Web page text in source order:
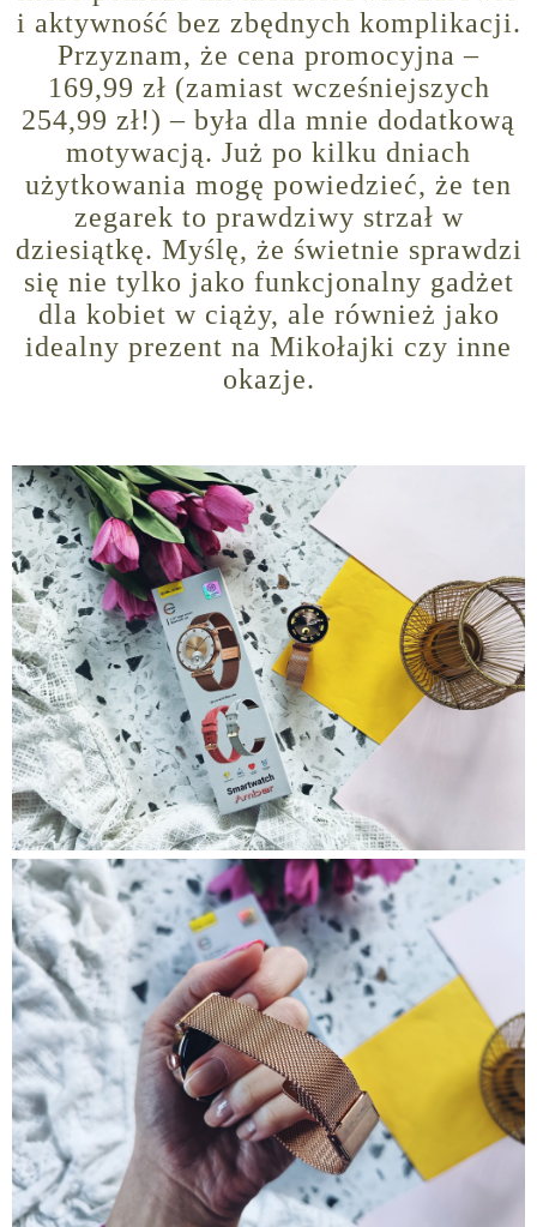
i aktywność bez zbędnych komplikacji.
Przyznam, że cena promocyjna –
169,99 zł (zamiast wcześniejszych
254,99 zł!) – była dla mnie dodatkową
motywacją. Już po kilku dniach
użytkowania mogę powiedzieć, że ten
zegarek to prawdziwy strzał w
dziesiątkę. Myślę, że świetnie sprawdzi
się nie tylko jako funkcjonalny gadżet
dla kobiet w ciąży, ale również jako
idealny prezent na Mikołajki czy inne
okazje.